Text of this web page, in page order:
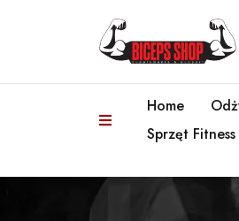
Home
Sprzęt Fitness